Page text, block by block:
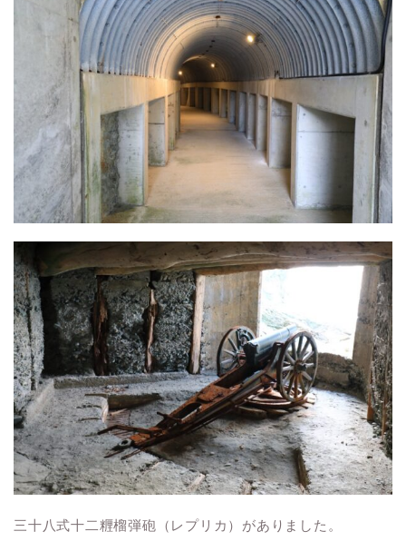
三十八式十二糎榴弾砲（レプリカ）がありました。